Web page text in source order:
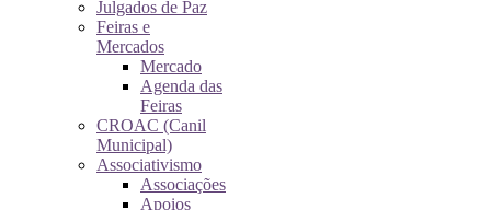
Julgados de Paz
Feiras e
Mercados
Mercado
Agenda das
Feiras
CROAC (Canil
Municipal)
Associativismo
Associações
Apoios